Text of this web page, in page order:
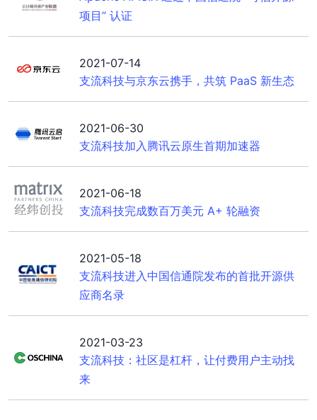
项目” 认证
2021-07-14
支流科技与京东云携手，共筑 PaaS 新生态
2021-06-30
支流科技加入腾讯云原生首期加速器
2021-06-18
支流科技完成数百万美元 A+ 轮融资
2021-05-18
支流科技进入中国信通院发布的首批开源供
应商名录
2021-03-23
支流科技：社区是杠杆，让付费用户主动找
来